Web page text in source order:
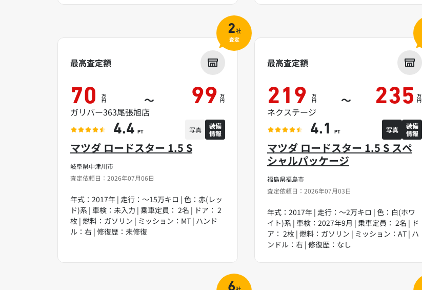
岐阜県中津川市
査定依頼日：2026年07月06日
マツダ ロードスター 1.5 S
年式：2017年 | 走行：～15万キロ | 色：赤(レッ
ド)系 | 車検：未入力 | 乗車定員： 2名 | ドア： 2
枚 | 燃料：ガソリン | ミッション：MT | ハンド
ル：右 | 修復歴：未修復
最高査定額
70 万
円 ～ 99 万
円
ガリバー363尾張旭店
4.4 PT 写真
装備
情報
2社
査定
福島県福島市
査定依頼日：2026年07月03日
マツダ ロードスター 1.5 S スペ
シャルパッケージ
年式：2017年 | 走行：～2万キロ | 色：白(ホワ
イト)系 | 車検：2027年9月 | 乗車定員： 2名 | ド
ア： 2枚 | 燃料：ガソリン | ミッション：AT | ハ
ンドル：右 | 修復歴：なし
最高査定額
219 万
円 ～ 235 万
円
ネクステージ
4.1 PT 写真
装備
情報